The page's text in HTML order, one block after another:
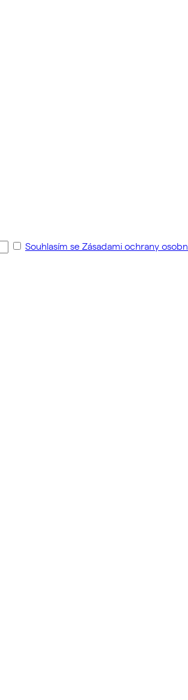
Souhlasím se Zásadami ochrany